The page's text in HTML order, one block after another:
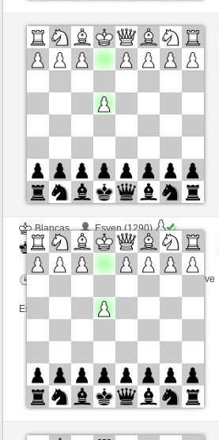
Blancas
polsenz (1398) (+13)
Negras
ciuciaciucia (1332) (-13)
Esta partida es por puntos
Blancas
Esven (1290)
Negras
ciuciaciucia (1332)
Tiempo: 5 minutes/side + 0 seconds/move
Esta partida es por puntos
Blancas
saintongeais (1373)